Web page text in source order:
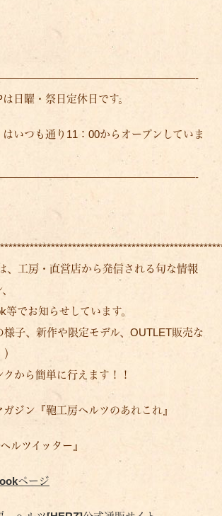
日曜・祭日定休日です。
いつも通り11：00からオープンしていま
、工房・直営店から発信される旬な情報
等でお知らせしています。
様子、新作や限定モデル、OUTLET販売な
から簡単に行えます！！
ジン『鞄工房ヘルツのあれこれ』
ルツイッター』
ページ